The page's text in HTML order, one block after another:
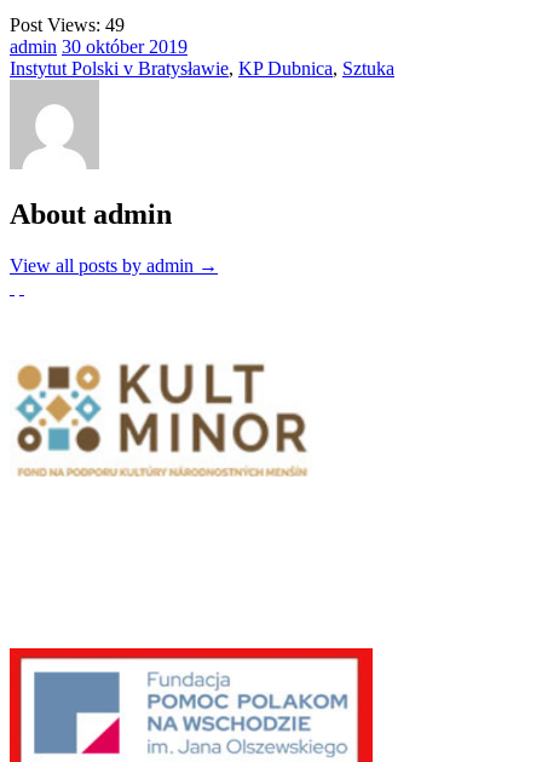
Post Views: 49
admin 30 október 2019
Instytut Polski v Bratysławie, KP Dubnica, Sztuka
About admin
View all posts by admin →